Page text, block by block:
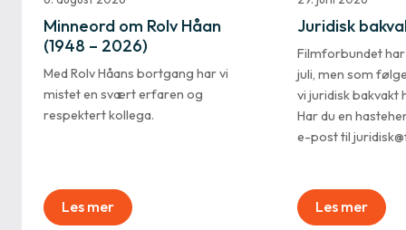
Minneord om Rolv Håan
(1948 – 2026)
Med Rolv Håans bortgang har vi
mistet en svært erfaren og
respektert kollega.
Les mer
Juridisk
Filmforbundet
juli, men som
vi juridisk bakvakt
Har du en
e-post til
Les mer